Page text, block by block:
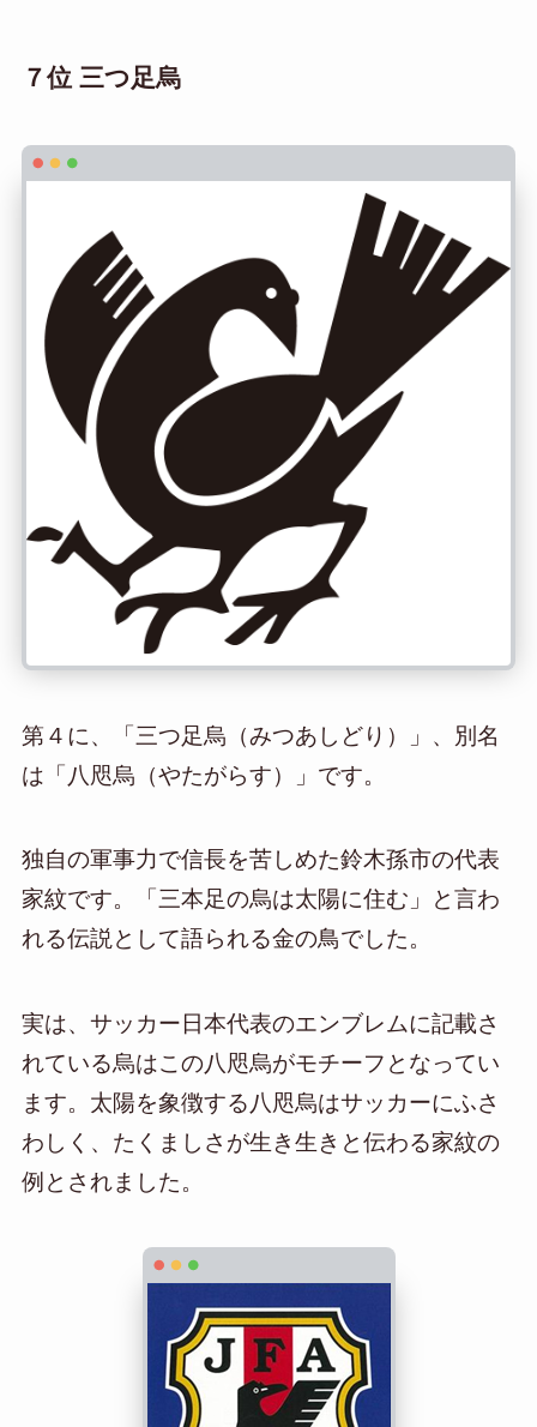
７位 三つ足烏
第４に、「三つ足烏（みつあしどり）」、別名
は「八咫烏（やたがらす）」です。
独自の軍事力で信長を苦しめた鈴木孫市の代表
家紋です。「三本足の烏は太陽に住む」と言わ
れる伝説として語られる金の鳥でした。
実は、サッカー日本代表のエンブレムに記載さ
れている烏はこの八咫烏がモチーフとなってい
ます。太陽を象徴する八咫烏はサッカーにふさ
わしく、たくましさが生き生きと伝わる家紋の
例とされました。